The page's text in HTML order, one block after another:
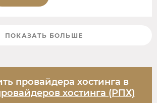
ПОКАЗАТЬ БОЛЬШЕ
провайдера хостинга в
хостинга (РПХ)